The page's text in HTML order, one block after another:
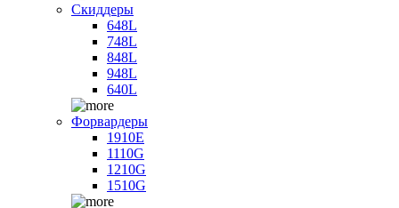
Скиддеры
648L
748L
848L
948L
640L
Форвардеры
1910E
1110G
1210G
1510G